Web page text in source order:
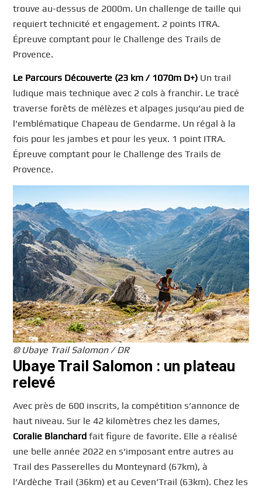
trouve au-dessus de 2000m. Un challenge de taille qui
requiert technicité et engagement. 2 points ITRA.
Épreuve comptant pour le Challenge des Trails de
Provence.
Le Parcours Découverte (23 km / 1070m D+) Un trail
ludique mais technique avec 2 cols à franchir. Le tracé
traverse forêts de mélèzes et alpages jusqu’au pied de
l’emblématique Chapeau de Gendarme. Un régal à la
fois pour les jambes et pour les yeux. 1 point ITRA.
Épreuve comptant pour le Challenge des Trails de
Provence.
© Ubaye Trail Salomon / DR
Ubaye Trail Salomon : un plateau
relevé
Avec près de 600 inscrits, la compétition s’annonce de
haut niveau. Sur le 42 kilomètres chez les dames,
Coralie Blanchard fait figure de favorite. Elle a réalisé
une belle année 2022 en s’imposant entre autres au
Trail des Passerelles du Monteynard (67km), à
l’Ardèche Trail (36km) et au Ceven’Trail (63km). Chez les